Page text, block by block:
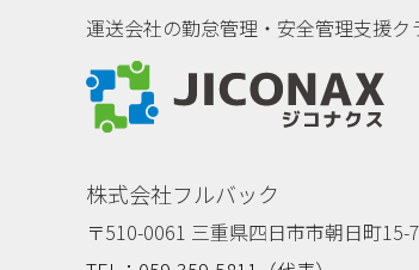
運送会社の勤怠管理・安全管理支援ク
株式会社フルバック
〒510-0061 三重県四日市市朝日町15-7